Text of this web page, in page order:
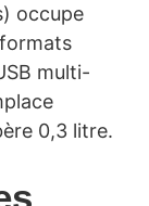
occupe
multi-
0,3 litre.